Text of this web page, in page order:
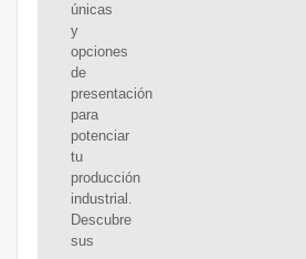
únicas
y
opciones
de
presentación
para
potenciar
tu
producción
industrial.
Descubre
sus